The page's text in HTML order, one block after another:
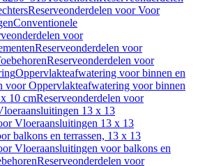
Reserveonderdelen voor Voor
Conventionele
voor
Reserveonderdelen voor
Reserveonderdelen voor
Oppervlakteafwatering voor binnen en
voor Oppervlakteafwatering voor binnen
10 cmReserveonderdelen voor
13 x 13
Vloeraansluitingen 13 x 13
balkons en terrassen, 13 x 13
Vloeraansluitingen voor balkons en
Reserveonderdelen voor